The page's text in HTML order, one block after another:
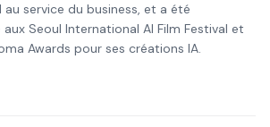
service du business, et a été
Seoul International AI Film Festival et
Awards pour ses créations IA.